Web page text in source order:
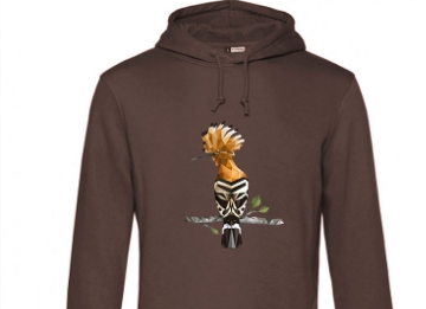
Las
opciones
se
elegir
página
producto